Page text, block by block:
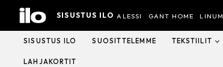
Hyppää
sisältöön
SISUSTUS ILO ALESSI GANT HOME LINUM
SISUSTUS ILO SUOSITTELEMME TEKSTIILIT
LAHJAKORTIT